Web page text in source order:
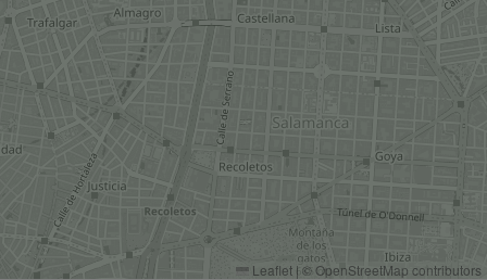
Leaflet | ©OpenStreetMap contributors